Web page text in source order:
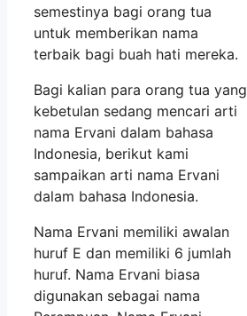
semestinya bagi orang tua
untuk memberikan nama
terbaik bagi buah hati mereka.
Bagi kalian para orang tua yang
kebetulan sedang mencari arti
nama Ervani dalam bahasa
Indonesia, berikut kami
sampaikan arti nama Ervani
dalam bahasa Indonesia.
Nama Ervani memiliki awalan
huruf E dan memiliki 6 jumlah
huruf. Nama Ervani biasa
digunakan sebagai nama